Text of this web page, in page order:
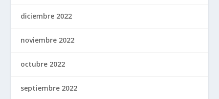
diciembre 2022
noviembre 2022
octubre 2022
septiembre 2022